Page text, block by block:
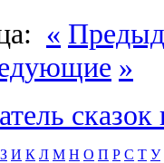
«
»
З И К Л М Н О П Р С Т У